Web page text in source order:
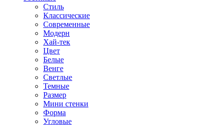
Стиль
Классические
Современные
Модерн
Хай-тек
Цвет
Белые
Венге
Светлые
Темные
Размер
Мини стенки
Форма
Угловые